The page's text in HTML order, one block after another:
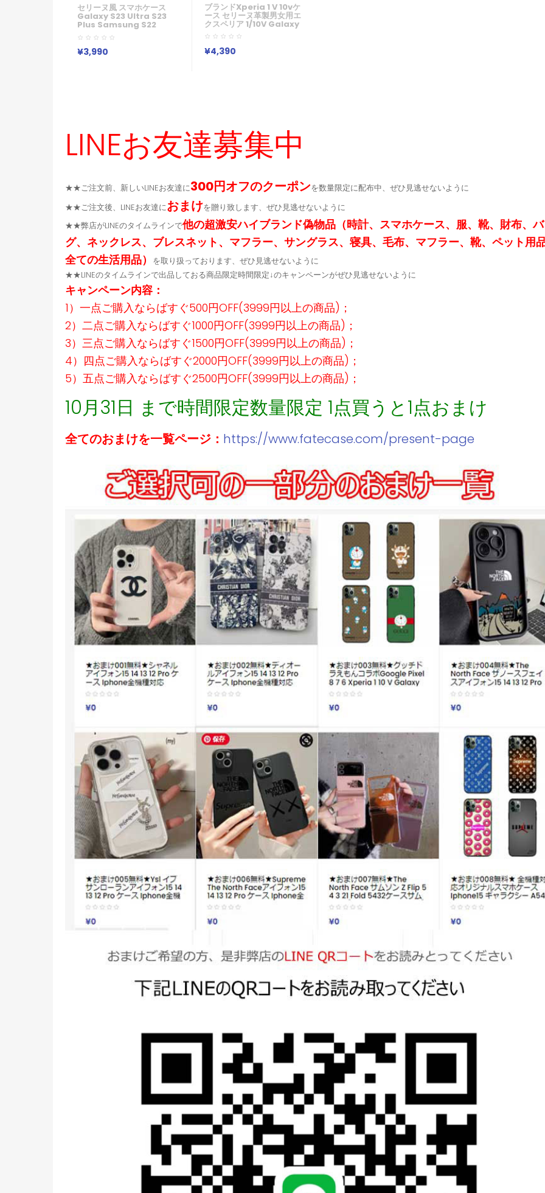
セリーヌ風 スマホケース
Galaxy S23 Ultra S23
Plus Samsung S22
Note20カバー ショルダー
人気 Iphone15 14 13 Pro
Max ケース 可愛い CELINE
アイフォン13pro/xs Max
¥3,990
ブランドXperia 1 V 10vケ
ース セリーヌ革製男女用エ
クスペリア 1/10V Galaxy
A54 S23 Ultraケースカバ
ー アイフォーン
15/14/13Promax Celine
携帯ケース アイホン14携帯
¥4,390
LINEお友達募集中
★★ご注文前、新しいLINEお友達に300円オフのクーポンを数量限定に配布中、ぜひ見逃せないように
★★ご注文後、LINEお友達におまけを贈り致します、ぜひ見逃せないように
★★弊店がLINEのタイムラインで他の超激安ハイブランド偽物品（時計、スマホケース、服、靴、財布、
グ、ネックレス、ブレスネット、マフラー、サングラス、寝具、毛布、マフラー、靴、ペット用
全ての生活用品）
を取り扱っております、ぜひ見逃せないように
★★LINEのタイムラインで出品しておる商品限定時間限定↓のキャンペーンがぜひ見逃せないように
キャンペーン内容：
1）一点ご購入ならばすぐ500円OFF(3999円以上の商品)；
2）二点ご購入ならばすぐ1000円OFF(3999円以上の商品)；
3）三点ご購入ならばすぐ1500円OFF(3999円以上の商品)；
4）四点ご購入ならばすぐ2000円OFF(3999円以上の商品)；
5）五点ご購入ならばすぐ2500円OFF(3999円以上の商品)；
10月31日 まで時間限定数量限定 1点買うと1点おまけ
全てのおまけを一覧ページ： https://www.fatecase.com/present-page